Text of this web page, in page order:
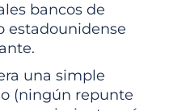
bancos de
estadounidense
una simple
(ningún repunte